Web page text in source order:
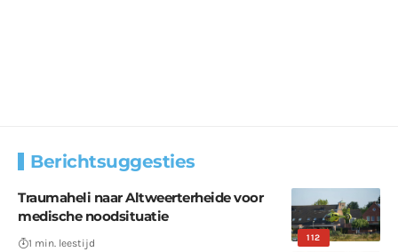
Berichtsuggesties
112
Traumaheli naar Altweerterheide voor
medische noodsituatie
1 min. leestijd